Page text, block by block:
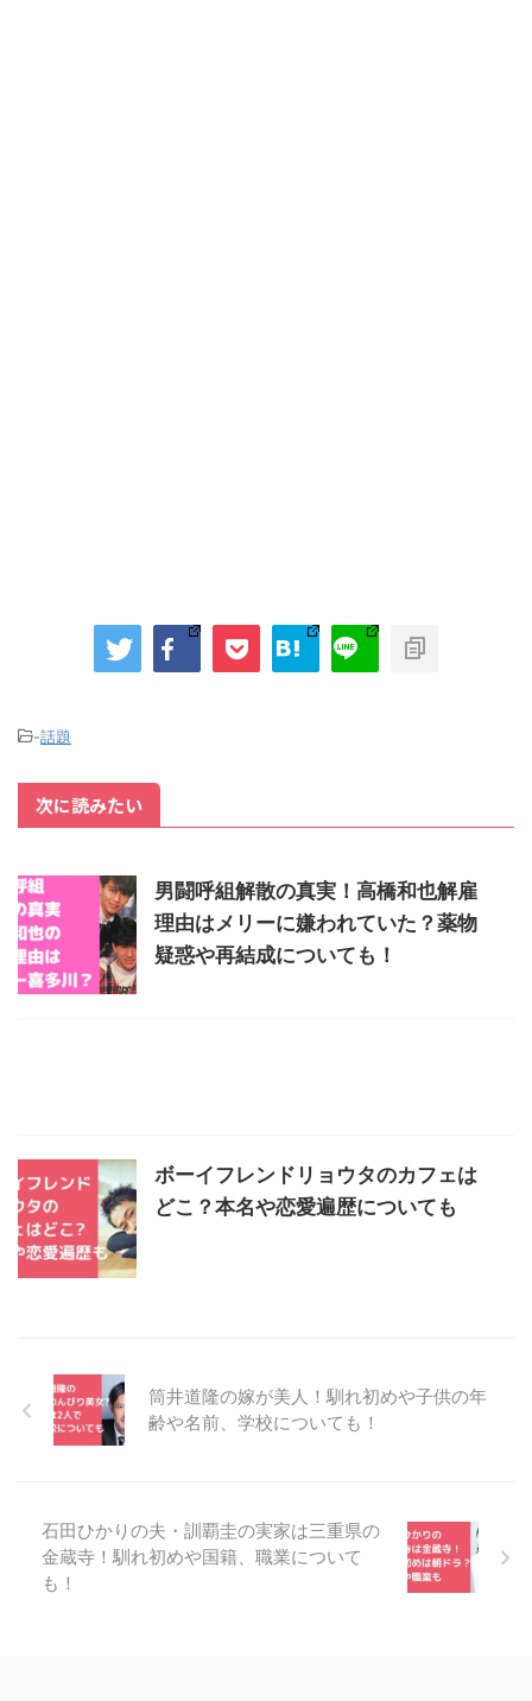
-話題
次に読みたい
男闘呼組解散の真実！高橋和也解雇
理由はメリーに嫌われていた？薬物
疑惑や再結成についても！
ボーイフレンドリョウタのカフェは
どこ？本名や恋愛遍歴についても
筒井道隆の嫁が美人！馴れ初めや子供の年
齢や名前、学校についても！
石田ひかりの夫・訓覇圭の実家は三重県の
金蔵寺！馴れ初めや国籍、職業について
も！